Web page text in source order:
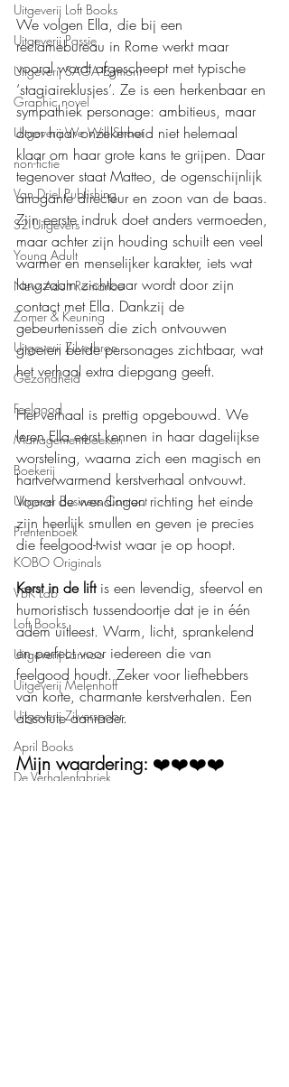
Uitgeverij Loft Books
Uitgeverij Passie
Uitgeverij SAGA Egmont
Graphic novel
Uitgeverij We Will Shoot
non-fictie
Van Driel Publishing
S2 Uitgevers
Young Adult
New Adult Romance
Zomer & Keuning
Uitgeverij Zilverbron
Gezondheid
Feelgood
Managementboeken
Boekerij
Uitgever Business Contact
Prentenboek
KOBO Originals
VBK Lab
Loft Books
Uitgeverij Lannoo
Uitgeverij Melenhoff
Uitgeverij Zilverspoor
April Books
De Verhalenfabriek
We volgen Ella, die bij een
reclamebureau in Rome werkt maar
vooral wordt afgescheept met typische
‘stagiaireklusjes’. Ze is een herkenbaar en
sympathiek personage: ambitieus, maar
door haar onzekerheid niet helemaal
klaar om haar grote kans te grijpen. Daar
tegenover staat Matteo, de ogenschijnlijk
arrogante directeur en zoon van de baas.
Zijn eerste indruk doet anders vermoeden,
maar achter zijn houding schuilt een veel
warmer en menselijker karakter, iets wat
langzaam zichtbaar wordt door zijn
contact met Ella. Dankzij de
gebeurtenissen die zich ontvouwen
groeien beide personages zichtbaar, wat
het verhaal extra diepgang geeft.
Het verhaal is prettig opgebouwd. We
leren Ella eerst kennen in haar dagelijkse
worsteling, waarna zich een magisch en
hartverwarmend kerstverhaal ontvouwt.
Vooral de wendingen richting het einde
zijn heerlijk smullen en geven je precies
die feelgood-twist waar je op hoopt.
Kerst in de lift is een levendig, sfeervol en
humoristisch tussendoortje dat je in één
adem uitleest. Warm, licht, sprankelend
en perfect voor iedereen die van
feelgood houdt. Zeker voor liefhebbers
van korte, charmante kerstverhalen. Een
absolute aanrader.
Mijn waardering: ❤️❤️❤️❤️